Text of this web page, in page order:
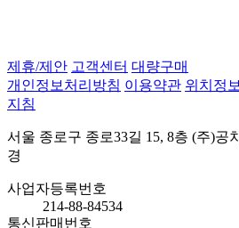
제휴/제안 고객센터 대량구매
개인정보처리방침 이용약관 위치정
지침
서울 종로구 종로33길 15, 8층 (주)공
경
사업자등록번호
214-88-84534
통신판매번호